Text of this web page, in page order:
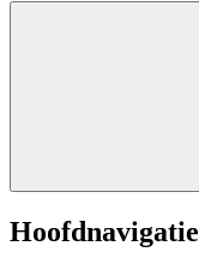
Hoofdnavigatie